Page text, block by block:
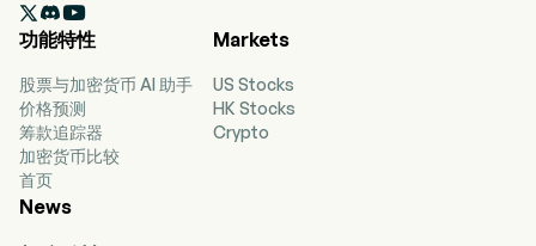

功能特性
股票与加密货币 AI 助手
价格预测
筹款追踪器
加密货币比较
首页
Markets
US Stocks
HK Stocks
Crypto
News